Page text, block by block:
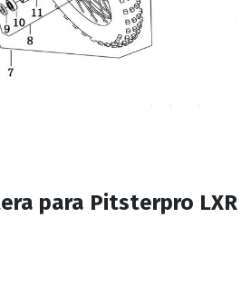
para Pitsterpro LXR